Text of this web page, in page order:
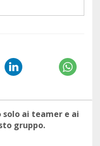
ai teamer e ai
gruppo.